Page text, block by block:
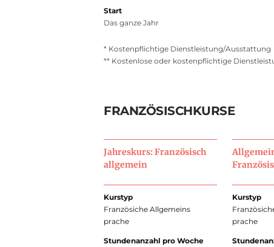
Start
Das ganze Jahr
* Kostenpflichtige Dienstleistung/Ausstattung
** Kostenlose oder kostenpflichtige
FRANZÖSISCHKURSE
Jahreskurs: Französisch
allgemein
Kurstyp
Französiche Allgemeins
prache
Stundenanzahl pro Woche
Kurstyp
prache